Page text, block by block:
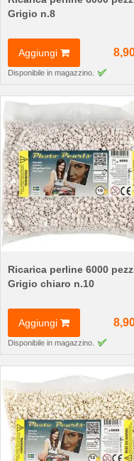
Grigio n.8
Aggiungi
Disponibile in magazzino.
Ricarica perline 6000
Grigio chiaro n.10
Aggiungi
Disponibile in magazzino.